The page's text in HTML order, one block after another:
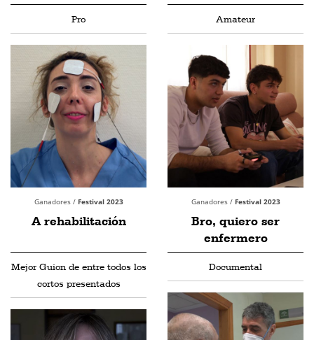
Pro
Ganadores / Festival 2023
A rehabilitación
Amateur
Ganadores / Festival 2023
Bro, quiero ser
enfermero
Mejor Guion de entre todos los
cortos presentados
Documental